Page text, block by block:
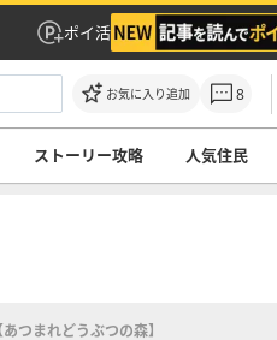
ポイ活
お気に入り追加 8
ストーリー攻略 人気住民
つまれどうぶつの森】